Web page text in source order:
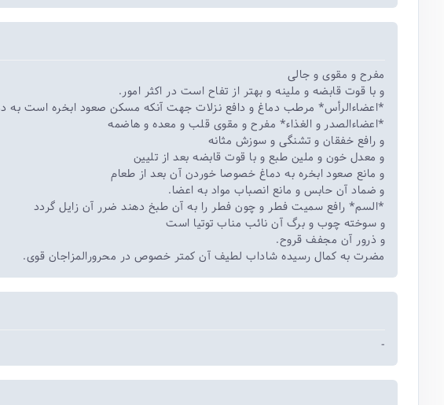
مفرح و مقوی و جالی
و با قوت قابضه و ملینه و بهتر از تفاح است در اکثر امور.
*اعضاءالرأس* مرطب دماغ و دافع نزلات جهت آنکه مسکن صعود ابخره است به
*اعضاءالصدر و الغذاء* مفرح و مقوی قلب و معده و هاضمه
و رافع خفقان و تشنگی و سوزش مثانه
و معدل خون و ملین طبع و با قوت قابضه بعد از تلیین
و مانع صعود ابخره به دماغ خصوصا خوردن آن بعد از طعام
و ضماد آن حابس و مانع انصباب مواد به اعضا.
*السم* رافع سمیت فطر و چون فطر را به آن طبخ دهند ضرر آن زایل گردد
و سوخته چوب و برگ آن نائب مناب توتیا است
و ذرور آن مجفف قروح.
مضرت به کمال رسیده شاداب لطیف آن کمتر خصوص در محرورالمزاجان قوی.
-